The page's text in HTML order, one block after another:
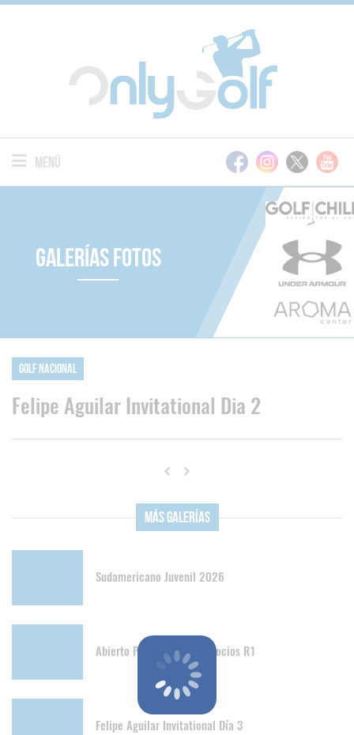
Menú
Galerías Fotos
Golf Nacional
Felipe Aguilar Invitational Dia 2
Más Galerías
Sudamericano Juvenil 2026
Abierto Papudo Senior y Socios R1
Felipe Aguilar Invitational Día 3